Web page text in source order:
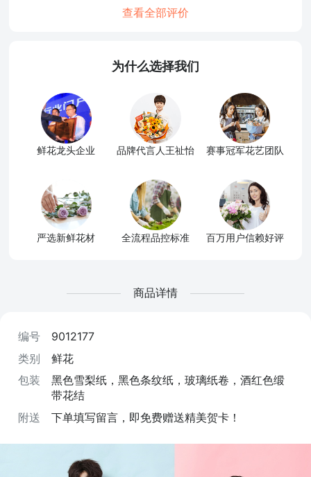
查看全部评价
为什么选择我们
鲜花龙头企业 品牌代言人王祉怡 赛事冠军花艺团队
严选新鲜花材 全流程品控标准 百万用户信赖好评
商品详情
编号
9012177
类别
鲜花
包装
黑色雪梨纸，黑色条纹纸，玻璃纸卷，酒红色缎
带花结
附送
下单填写留言，即免费赠送精美贺卡！